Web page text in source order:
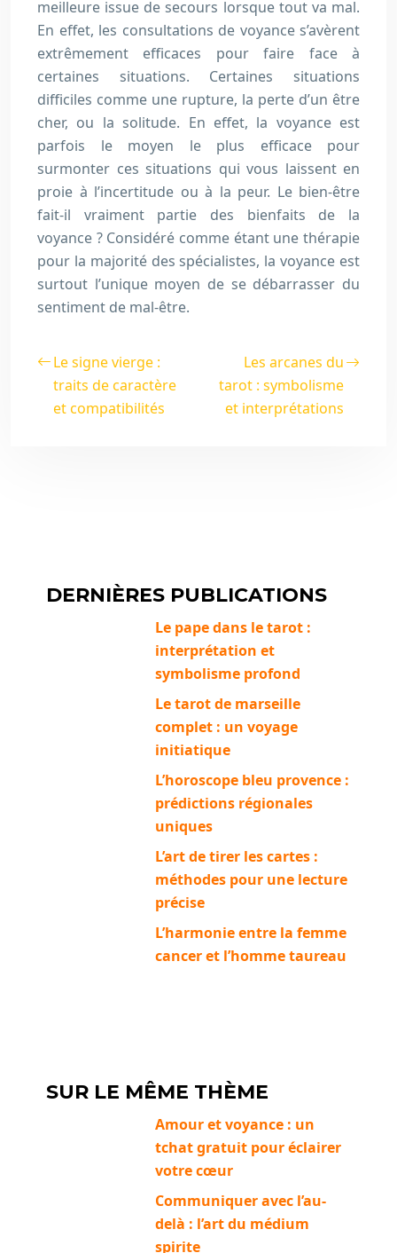
meilleure issue de secours lorsque tout va mal.
En effet, les consultations de voyance s’avèrent
extrêmement efficaces pour faire face à
certaines situations. Certaines situations
difficiles comme une rupture, la perte d’un être
cher, ou la solitude. En effet, la voyance est
parfois le moyen le plus efficace pour
surmonter ces situations qui vous laissent en
proie à l’incertitude ou à la peur. Le bien-être
fait-il vraiment partie des bienfaits de la
voyance ? Considéré comme étant une thérapie
pour la majorité des spécialistes, la voyance est
surtout l’unique moyen de se débarrasser du
sentiment de mal-être.
Le signe vierge :
traits de caractère
et compatibilités
Les arcanes du
tarot : symbolisme
et interprétations
DERNIÈRES PUBLICATIONS
Le pape dans le tarot :
interprétation et
symbolisme profond
Le tarot de marseille
complet : un voyage
initiatique
L’horoscope bleu provence :
prédictions régionales
uniques
L’art de tirer les cartes :
méthodes pour une lecture
précise
L’harmonie entre la femme
cancer et l’homme taureau
SUR LE MÊME THÈME
Amour et voyance : un
tchat gratuit pour éclairer
votre cœur
Communiquer avec l’au-
delà : l’art du médium
spirite